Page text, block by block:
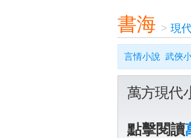
書海 > 現
言情小說 武俠
萬方現代
點擊閱讀